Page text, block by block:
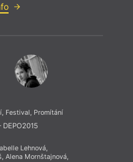
Festival, Promítání
DEPO2015
Lehnová,
, Alena Mornštajnová,